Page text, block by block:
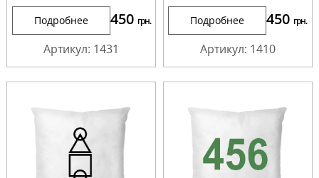
Подробнее 450 грн.
Артикул: 1431
Подробнее 450 грн.
Артикул: 1410